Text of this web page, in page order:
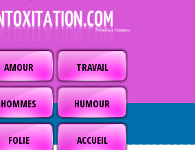
AMOUR TRAVAIL
HOMMES HUMOUR
FOLIE ACCUEIL